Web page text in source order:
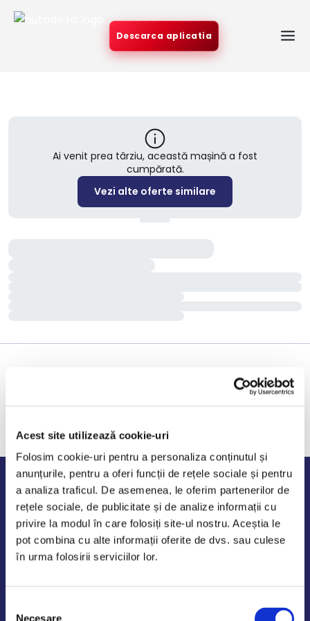
Acest site utilizează cookie-uri
Folosim cookie-uri pentru a personaliza conținutul și
anunțurile, pentru a oferi funcții de rețele sociale și pentru
a analiza traficul. De asemenea, le oferim partenerilor de
rețele sociale, de publicitate și de analize informații cu
privire la modul în care folosiți site-ul nostru. Aceștia le
pot combina cu alte informații oferite de dvs. sau culese
în urma folosirii serviciilor lor.
Necesare
Descarca aplicatia
Ai venit prea târziu, această mașină a fost
cumpărată.
Vezi alte oferte similare
Program de lucru
Luni - Vineri: 09:00-18:00
Sambata - Duminica: 10:00-14:00